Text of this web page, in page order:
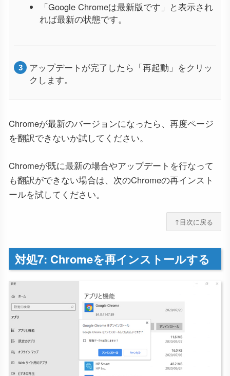
「Google Chromeは最新版です」と表示され
れば最新の状態です。
アップデートが完了したら「再起動」をクリッ
クします。
Chromeが最新のバージョンになったら、再度ページ
を翻訳できないか試してください。
Chromeが既に最新の場合やアップデートを行なって
も翻訳ができない場合は、次のChromeの再インスト
ールを試してください。
↑目次に戻る
対処7: Chromeを再インストールする